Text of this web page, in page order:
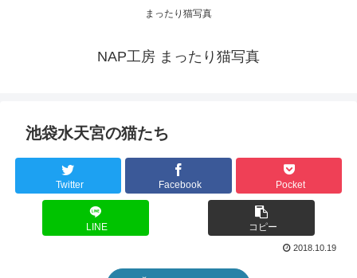
まったり猫写真
NAP工房 まったり猫写真
池袋水天宮の猫たち
Twitter Facebook Pocket
LINE コピー
2018.10.19